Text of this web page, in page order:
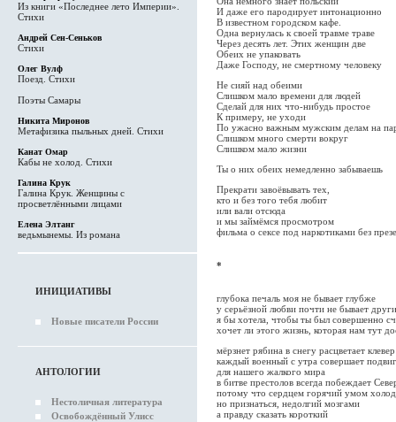
Из книги «Последнее лето Империи».
Стихи
Андрей Сен-Сеньков
Стихи
Олег Вулф
Поезд. Стихи
Поэты Самары
Никита Миронов
Метафизика пыльных дней. Стихи
Канат Омар
Кабы не холод. Стихи
Галина Крук
Галина Крук. Женщины с
просветлёнными лицами
Елена Элтанг
ведьмынемы. Из романа
ИНИЦИАТИВЫ
Новые писатели России
АНТОЛОГИИ
Нестоличная литература
Освобождённый Улисс
И даже его пародирует интонационно
В известном городском кафе.
Одна вернулась к своей травме траве
Через десять лет. Этих женщин две
Обеих не упаковать
Даже Господу, не смертному человеку
Не сияй над обеими
Слишком мало времени для людей
Сделай для них что-нибудь простое
К примеру, не уходи
По ужасно важным мужским делам на
Слишком много смерти вокруг
Слишком мало жизни
Ты о них обеих немедленно забываешь
Прекрати завоёвывать тех,
кто и без того тебя любит
или вали отсюда
и мы займёмся просмотром
фильма о сексе под наркотиками без
*
глубока печаль моя не бывает глубже
у серьёзной любви почти не бывает
я бы хотела, чтобы ты был совершенно
хочет ли этого жизнь, которая нам тут
мёрзнет рябина в снегу расцветает клевер
каждый военный с утра совершает подвиг
для нашего жалкого мира
в битве престолов всегда побеждает
потому что сердцем горячий умом
но признаться, недолгий мозгами
а правду сказать короткий